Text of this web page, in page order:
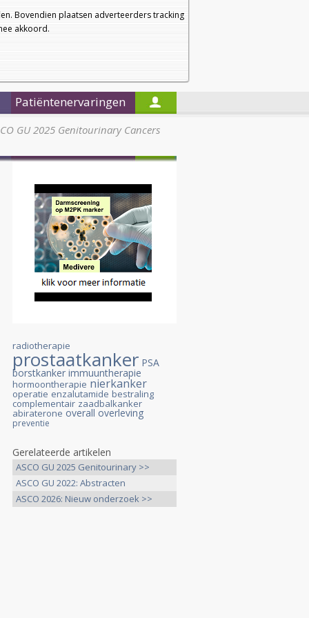
Bovendien plaatsen adverteerders tracking
akkoord.
a
a
Nieuwsbrief
Startpagina
Patiëntenervaringen
GU 2025 Genitourinary Cancers
radiotherapie
prostaatkanker PSA
borstkanker immuuntherapie
hormoontherapie nierkanker
operatie enzalutamide bestraling
complementair zaadbalkanker
abiraterone overall overleving
preventie
Gerelateerde artikelen
ASCO GU 2025 Genitourinary >>
ASCO GU 2022: Abstracten
gerelateerd >>
ASCO 2026: Nieuw onderzoek >>